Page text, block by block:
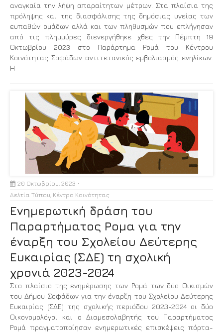
αναγκαία την λήψη απαραίτητων μέτρων. Στα πλαίσια της
πρόληψης και της διασφάλισης της δημόσιας υγείας των
ευπαθών ομάδων αλλά και των πληθυσμών που επλήγησαν
από τις πλημμύρες διενεργήθηκε χθες την Πέμπτη 19
Οκτωβρίου 2023 στο Παράρτημα Ρομά του Κέντρου
Κοινότητας Σοφάδων αντιτετανικός εμβολιασμός ενηλίκων.
Η
20 Οκτωβρίου, 2023
Δελτία Τύπου Κέντρο Κοινότητας
Ενημερωτική δράση του
Παραρτήματος Ρομα για την
έναρξη του Σχολείου Δεύτερης
Ευκαιρίας (ΣΔΕ) τη σχολική
χρονιά 2023-2024
Στο πλαίσιο της ενημέρωσης των Ρομά των δύο Οικισμών
του Δήμου Σοφάδων για την έναρξη του Σχολείου Δεύτερης
Ευκαιρίας (ΣΔΕ) της σχολικής περιόδου 2023-2024 οι δύο
Οικονομολόγοι και ο Διαμεσολαβητής του Παραρτήματος
Ρομά πραγματοποίησαν ενημερωτικές επισκέψεις πόρτα-